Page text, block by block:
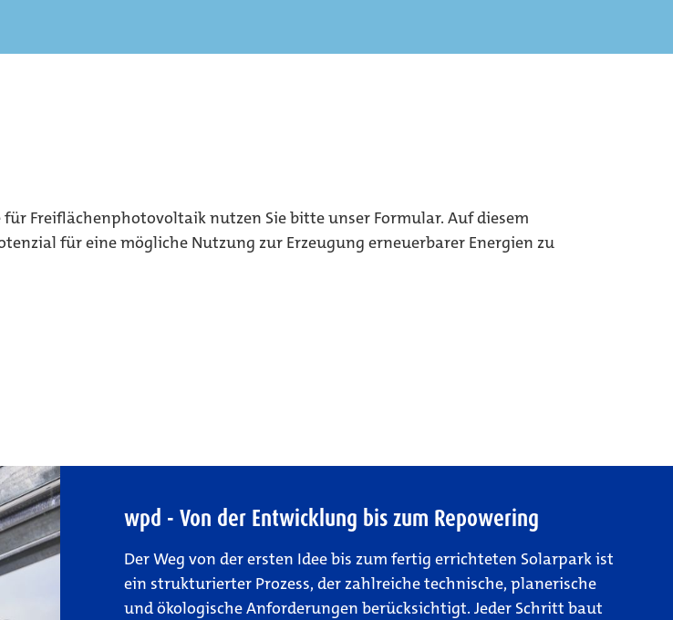
Freiflächenphotovoltaik nutzen Sie bitte unser Formular. Auf diesem
für eine mögliche Nutzung zur Erzeugung erneuerbarer Energien zu
wpd - Von der Entwicklung bis zum Repowering
Der Weg von der ersten Idee bis zum fertig errichteten Solarpark ist
ein strukturierter Prozess, der zahlreiche technische, planerische
und ökologische Anforderungen berücksichtigt. Jeder Schritt baut